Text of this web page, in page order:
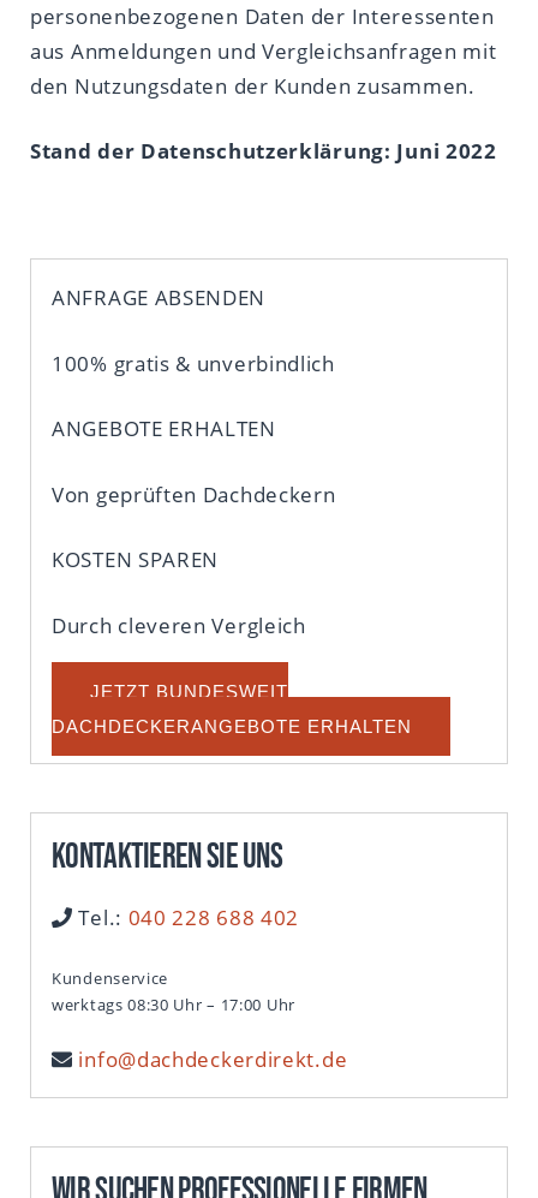
personenbezogenen Daten der Interessenten
aus Anmeldungen und Vergleichsanfragen mit
den Nutzungsdaten der Kunden zusammen.
Stand der Datenschutzerklärung: Juni 2022
ANFRAGE ABSENDEN
100% gratis & unverbindlich
ANGEBOTE ERHALTEN
Von geprüften Dachdeckern
KOSTEN SPAREN
Durch cleveren Vergleich
JETZT BUNDESWEIT
DACHDECKERANGEBOTE ERHALTEN
Kontaktieren Sie uns
Tel.: 040 228 688 402
Kundenservice
werktags 08:30 Uhr – 17:00 Uhr
info@dachdeckerdirekt.de